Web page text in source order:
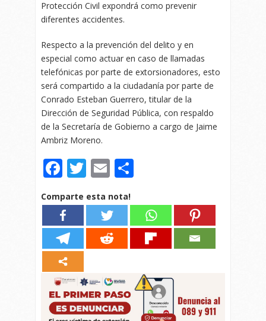
Protección Civil expondrá como prevenir
diferentes accidentes.
Respecto a la prevención del delito y en
especial como actuar en caso de llamadas
telefónicas por parte de extorsionadores, esto
será compartido a la ciudadanía por parte de
Conrado Esteban Guerrero, titular de la
Dirección de Seguridad Pública, con respaldo
de la Secretaría de Gobierno a cargo de Jaime
Ambriz Moreno.
Facebook
Twitter
Email
Comparte esta nota!